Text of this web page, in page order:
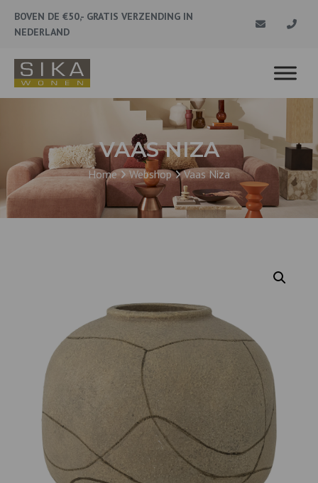
BOVEN DE €50,- GRATIS VERZENDING IN
NEDERLAND
VAAS NIZA
Home Webshop Vaas Niza